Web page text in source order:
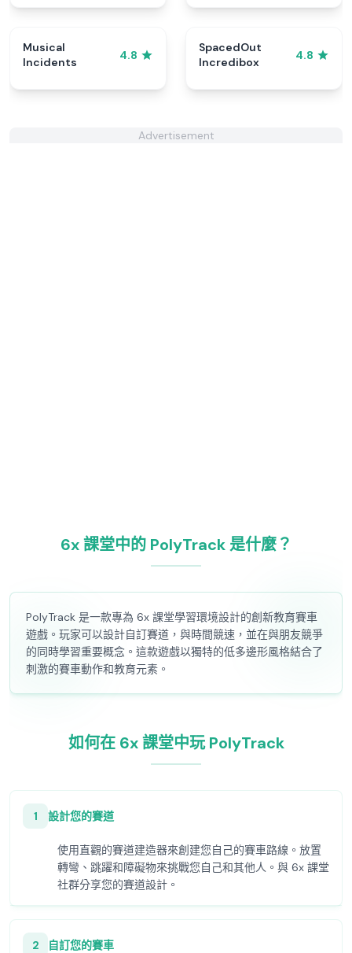
Musical
Incidents
4.8
SpacedOut
Incredibox
4.8
Advertisement
6x 課堂中的 PolyTrack 是什麼？
PolyTrack 是一款專為 6x 課堂學習環境設計的創新教育賽車
遊戲。玩家可以設計自訂賽道，與時間競速，並在與朋友競爭
的同時學習重要概念。這款遊戲以獨特的低多邊形風格結合了
刺激的賽車動作和教育元素。
如何在 6x 課堂中玩 PolyTrack
1 設計您的賽道
使用直觀的賽道建造器來創建您自己的賽車路線。放置
轉彎、跳躍和障礙物來挑戰您自己和其他人。與 6x 課堂
社群分享您的賽道設計。
2 自訂您的賽車